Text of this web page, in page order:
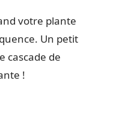
votre plante
Un petit
cascade de
!